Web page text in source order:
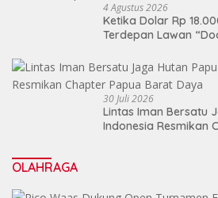
4 Agustus 2026
Ketika Dolar Rp
Terdepan Lawan
30 Juli 2026
Lintas Iman Bersatu
Indonesia Resmikan
OLAHRAGA